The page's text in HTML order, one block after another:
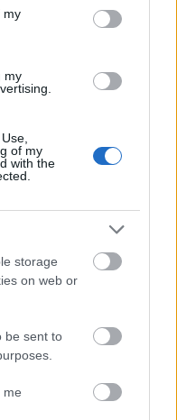
my
my
of my
with the
storage
on web or
be sent to
me
Alan
ről: egy
Alan zongorán
az is, hogy a videó
: